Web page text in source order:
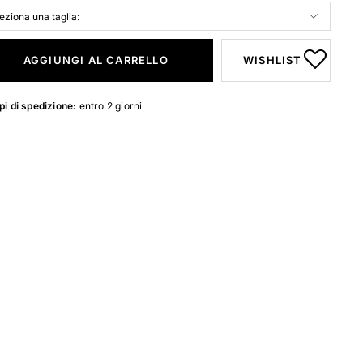
AGGIUNGI AL CARRELLO WISHLIST
di spedizione: entro 2 giorni